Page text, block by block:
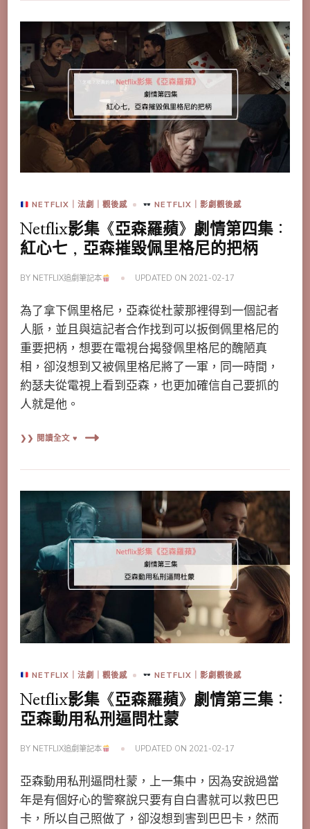
NETFLIX｜法劇｜觀後感 NETFLIX｜影劇觀後感
Netflix影集《亞森羅蘋》劇情第四集：
紅心七，亞森摧毀佩里格尼的把柄
BY NETFLIX追劇筆記本 UPDATED ON 2021-02-17
為了拿下佩里格尼，亞森從杜蒙那裡得到一個記者
人脈，並且與這記者合作找到可以扳倒佩里格尼的
重要把柄，想要在電視台揭發佩里格尼的醜陋真
相，卻沒想到又被佩里格尼將了一軍，同一時間，
約瑟夫從電視上看到亞森，也更加確信自己要抓的
人就是他。
❯❯ 閱讀全文 ♥
NETFLIX｜法劇｜觀後感 NETFLIX｜影劇觀後感
Netflix影集《亞森羅蘋》劇情第三集：
亞森動用私刑逼問杜蒙
BY NETFLIX追劇筆記本 UPDATED ON 2021-02-17
亞森動用私刑逼問杜蒙，上一集中，因為安說過當
年是有個好心的警察說只要有自白書就可以救巴巴
卡，所以自己照做了，卻沒想到害到巴巴卡，然而